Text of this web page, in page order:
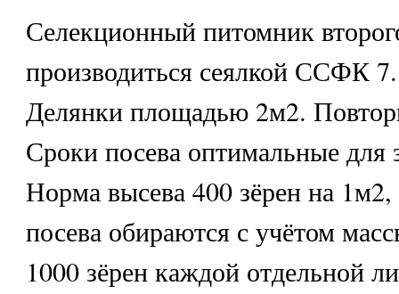
Селекционный питомник
производиться сеялкой ССФК 7.
Делянки площадью 2м2.
Сроки посева оптимальные для
Норма высева 400 зёрен на 1м2,
посева обираются с учётом
1000 зёрен каждой отдельной